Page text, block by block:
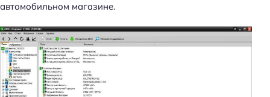
автомобильном магазине.